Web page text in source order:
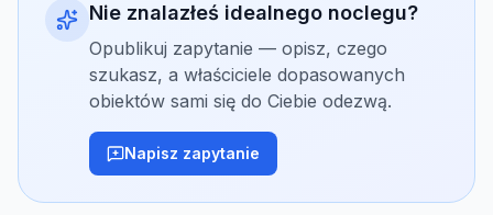
Nie znalazłeś idealnego noclegu?
Opublikuj zapytanie — opisz, czego
szukasz, a właściciele dopasowanych
obiektów sami się do Ciebie odezwą.
Napisz zapytanie